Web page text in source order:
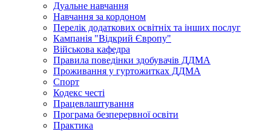
Дуальне навчання
Навчання за кордоном
Перелік додаткових освітніх та інших послуг
Кампанія "Відкрий Європу"
Військова кафедра
Правила поведінки здобувачів ДДМА
Проживання у гуртожитках ДДМА
Спорт
Кодекс честі
Працевлаштування
Програма безперервної освіти
Практика